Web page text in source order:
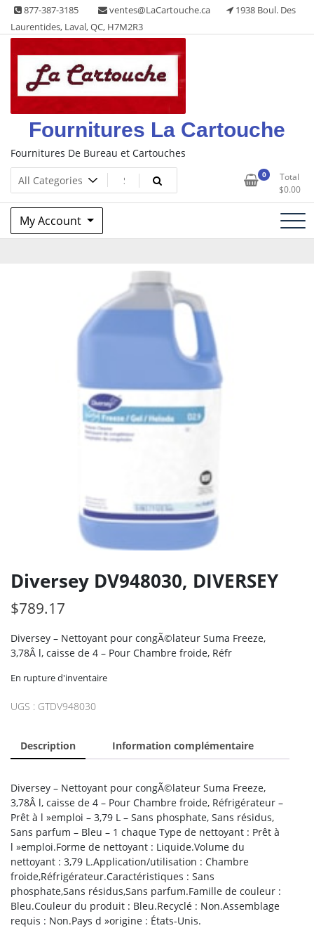
Skip
content
877-387-3185 ventes@LaCartouche.ca
1938 Boul. Des
Laurentides, Laval, QC, H7M2R3
Fournitures La Cartouche
Fournitures De Bureau et Cartouches
0
Total
$0.00
My Account
Diversey DV948030, DIVERSEY
$789.17
Diversey – Nettoyant pour congÃ©lateur Suma Freeze,
3,78Â l, caisse de 4 – Pour Chambre froide, Réfr
En rupture d'inventaire
UGS : GTDV948030
Description Information complémentaire
Diversey – Nettoyant pour congÃ©lateur Suma Freeze,
3,78Â l, caisse de 4 – Pour Chambre froide, Réfrigérateur –
Prêt à l »emploi – 3,79 L – Sans phosphate, Sans résidus,
Sans parfum – Bleu – 1 chaque Type de nettoyant : Prêt à
l »emploi.Forme de nettoyant : Liquide.Volume du
nettoyant : 3,79 L.Application/utilisation : Chambre
froide,Réfrigérateur.Caractéristiques : Sans
phosphate,Sans résidus,Sans parfum.Famille de couleur :
Bleu.Couleur du produit : Bleu.Recyclé : Non.Assemblage
requis : Non.Pays d »origine : États-Unis.